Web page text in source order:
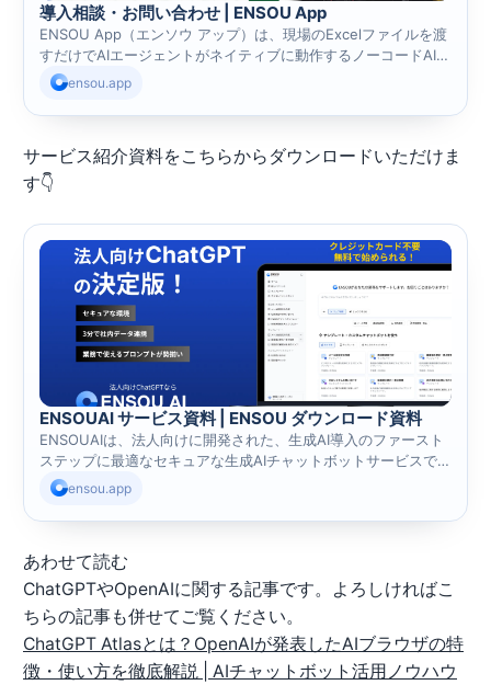
導入相談・お問い合わせ | ENSOU App
ENSOU App（エンソウ アップ）は、現場のExcelファイルを渡
すだけでAIエージェントがネイティブに動作するノーコードAIア
プリです。アプリ設計や操作方法の習得は不要で、チャットに
日本語で指示するだけで、データの登録・更新・集計・分析・
PDF読み取り・レポート作成・定期業務の再実行までAIエージェ
ensou.app
サービス紹介資料をこちらからダウンロードいただけま
す👇
ENSOUAI サービス資料 | ENSOU ダウンロード資料
ENSOUAIは、法人向けに開発された、生成AI導入のファースト
ステップに最適なセキュアな生成AIチャットボットサービスで
す。ensou.app
あわせて読む
ChatGPTやOpenAIに関する記事です。よろしければこ
ちらの記事も併せてご覧ください。
ChatGPT Atlasとは？OpenAIが発表したAIブラウザの特
徴・使い方を徹底解説 | AIチャットボット活用ノウハウ